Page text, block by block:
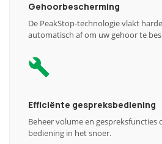
Gehoorbescherming
De PeakStop-technologie vlakt
automatisch af om uw gehoor te
Efficiënte gespreksbediening
Beheer volume en gespreksfuncties
bediening in het snoer.